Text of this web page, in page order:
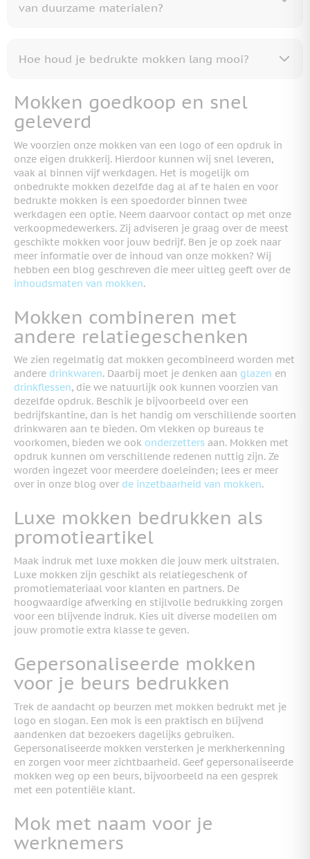
Mokken goedkoop en snel
geleverd
We voorzien onze mokken van een logo of een opdruk in
onze eigen drukkerij. Hierdoor kunnen wij snel leveren,
vaak al binnen vijf werkdagen. Het is mogelijk om
onbedrukte mokken dezelfde dag al af te halen en voor
bedrukte mokken is een spoedorder binnen twee
werkdagen een optie. Neem daarvoor contact op met onze
verkoopmedewerkers. Zij adviseren je graag over de meest
geschikte mokken voor jouw bedrijf. Ben je op zoek naar
meer informatie over de inhoud van onze mokken? Wij
hebben een blog geschreven die meer uitleg geeft over de
inhoudsmaten van mokken.
Mokken combineren met
andere relatiegeschenken
We zien regelmatig dat mokken gecombineerd worden met
andere drinkwaren. Daarbij moet je denken aan glazen en
drinkflessen, die we natuurlijk ook kunnen voorzien van
dezelfde opdruk. Beschik je bijvoorbeeld over een
bedrijfskantine, dan is het handig om verschillende soorten
drinkwaren aan te bieden. Om vlekken op bureaus te
voorkomen, bieden we ook onderzetters aan. Mokken met
opdruk kunnen om verschillende redenen nuttig zijn. Ze
worden ingezet voor meerdere doeleinden; lees er meer
over in onze blog over de inzetbaarheid van mokken.
Luxe mokken bedrukken als
promotieartikel
Maak indruk met luxe mokken die jouw merk uitstralen.
Luxe mokken zijn geschikt als relatiegeschenk of
promotiemateriaal voor klanten en partners. De
hoogwaardige afwerking en stijlvolle bedrukking zorgen
voor een blijvende indruk. Kies uit diverse modellen om
jouw promotie extra klasse te geven.
Gepersonaliseerde mokken
voor je beurs bedrukken
Trek de aandacht op beurzen met mokken bedrukt met je
logo en slogan. Een mok is een praktisch en blijvend
aandenken dat bezoekers dagelijks gebruiken.
Gepersonaliseerde mokken versterken je merkherkenning
en zorgen voor meer zichtbaarheid. Geef gepersonaliseerde
mokken weg op een beurs, bijvoorbeeld na een gesprek
met een potentiële klant.
Mok met naam voor je
werknemers
van duurzame materialen?
Hoe houd je bedrukte mokken lang mooi?